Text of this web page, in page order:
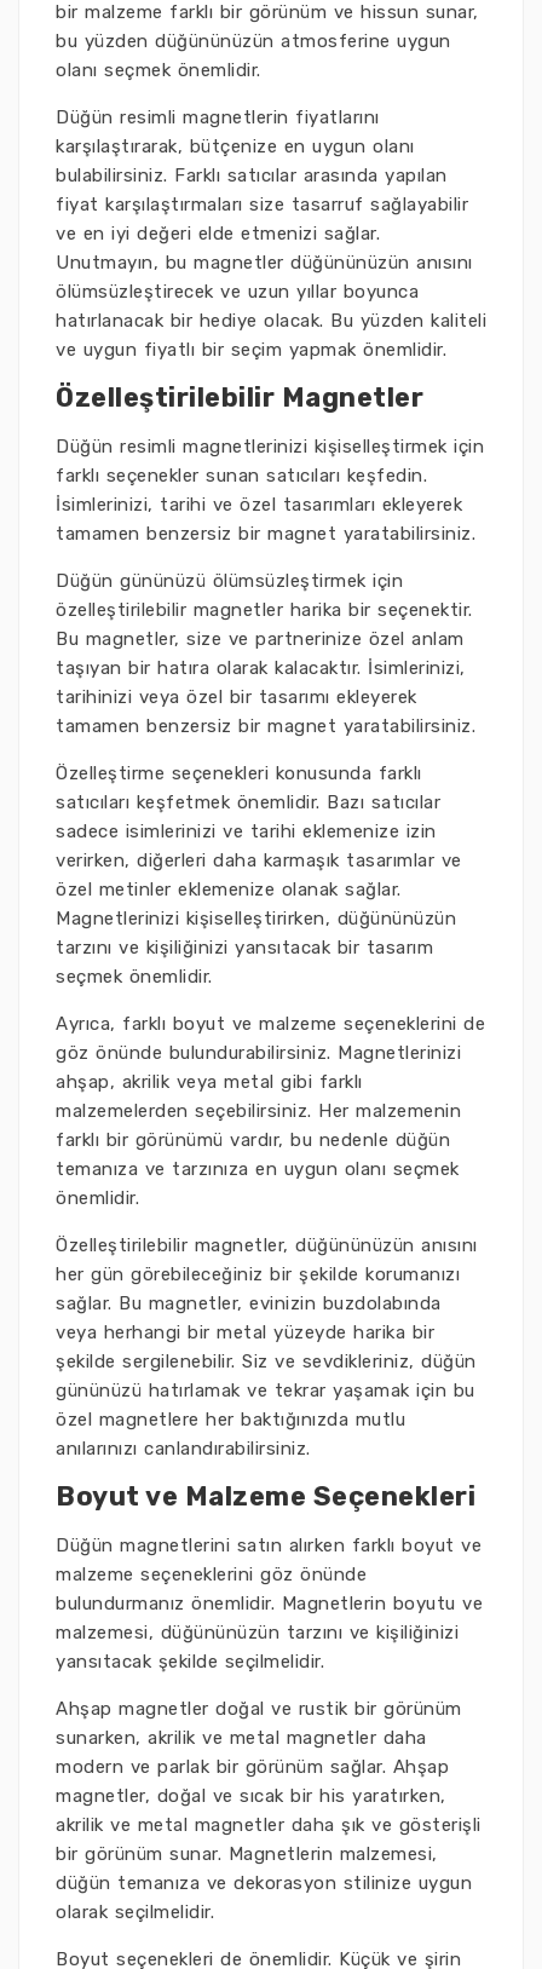
bir malzeme farklı bir görünüm ve hissun sunar,
bu yüzden düğününüzün atmosferine uygun
olanı seçmek önemlidir.
Düğün resimli magnetlerin fiyatlarını
karşılaştırarak, bütçenize en uygun olanı
bulabilirsiniz. Farklı satıcılar arasında yapılan
fiyat karşılaştırmaları size tasarruf sağlayabilir
ve en iyi değeri elde etmenizi sağlar.
Unutmayın, bu magnetler düğününüzün anısını
ölümsüzleştirecek ve uzun yıllar boyunca
hatırlanacak bir hediye olacak. Bu yüzden kaliteli
ve uygun fiyatlı bir seçim yapmak önemlidir.
Özelleştirilebilir Magnetler
Düğün resimli magnetlerinizi kişiselleştirmek için
farklı seçenekler sunan satıcıları keşfedin.
İsimlerinizi, tarihi ve özel tasarımları ekleyerek
tamamen benzersiz bir magnet yaratabilirsiniz.
Düğün gününüzü ölümsüzleştirmek için
özelleştirilebilir magnetler harika bir seçenektir.
Bu magnetler, size ve partnerinize özel anlam
taşıyan bir hatıra olarak kalacaktır. İsimlerinizi,
tarihinizi veya özel bir tasarımı ekleyerek
tamamen benzersiz bir magnet yaratabilirsiniz.
Özelleştirme seçenekleri konusunda farklı
satıcıları keşfetmek önemlidir. Bazı satıcılar
sadece isimlerinizi ve tarihi eklemenize izin
verirken, diğerleri daha karmaşık tasarımlar ve
özel metinler eklemenize olanak sağlar.
Magnetlerinizi kişiselleştirirken, düğününüzün
tarzını ve kişiliğinizi yansıtacak bir tasarım
seçmek önemlidir.
Ayrıca, farklı boyut ve malzeme seçeneklerini de
göz önünde bulundurabilirsiniz. Magnetlerinizi
ahşap, akrilik veya metal gibi farklı
malzemelerden seçebilirsiniz. Her malzemenin
farklı bir görünümü vardır, bu nedenle düğün
temanıza ve tarzınıza en uygun olanı seçmek
önemlidir.
Özelleştirilebilir magnetler, düğününüzün anısını
her gün görebileceğiniz bir şekilde korumanızı
sağlar. Bu magnetler, evinizin buzdolabında
veya herhangi bir metal yüzeyde harika bir
şekilde sergilenebilir. Siz ve sevdikleriniz, düğün
gününüzü hatırlamak ve tekrar yaşamak için bu
özel magnetlere her baktığınızda mutlu
anılarınızı canlandırabilirsiniz.
Boyut ve Malzeme Seçenekleri
Düğün magnetlerini satın alırken farklı boyut ve
malzeme seçeneklerini göz önünde
bulundurmanız önemlidir. Magnetlerin boyutu ve
malzemesi, düğününüzün tarzını ve kişiliğinizi
yansıtacak şekilde seçilmelidir.
Ahşap magnetler doğal ve rustik bir görünüm
sunarken, akrilik ve metal magnetler daha
modern ve parlak bir görünüm sağlar. Ahşap
magnetler, doğal ve sıcak bir his yaratırken,
akrilik ve metal magnetler daha şık ve gösterişli
bir görünüm sunar. Magnetlerin malzemesi,
düğün temanıza ve dekorasyon stilinize uygun
olarak seçilmelidir.
Boyut seçenekleri de önemlidir. Küçük ve şirin